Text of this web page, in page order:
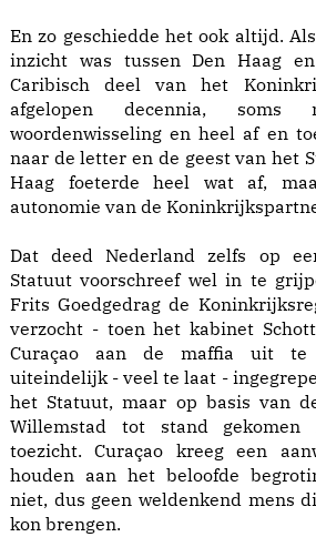
En zo geschiedde het ook altijd.
inzicht was tussen Den Haag
Caribisch deel van het
afgelopen decennia,
woordenwisseling en heel af en
naar de letter en de geest van het
Haag foeterde heel wat af,
autonomie van de
Dat deed Nederland zelfs op
Statuut voorschreef wel in te
Frits Goedgedrag de
verzocht - toen het kabinet
Curaçao aan de maffia uit te
uiteindelijk - veel te laat -
het Statuut, maar op basis van
Willemstad tot stand gekomen
toezicht. Curaçao kreeg een
houden aan het beloofde
niet, dus geen weldenkend mens
kon brengen.